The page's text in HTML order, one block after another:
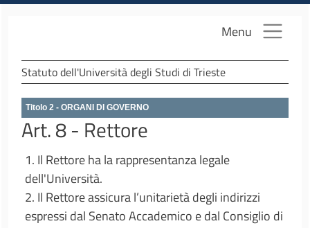
Menu
Statuto dell'Università degli Studi di Trieste
Titolo 2 - ORGANI DI GOVERNO
Art. 8 - Rettore
1. Il Rettore ha la rappresentanza legale
dell'Università.
2. Il Rettore assicura l’unitarietà degli indirizzi
espressi dal Senato Accademico e dal Consiglio di